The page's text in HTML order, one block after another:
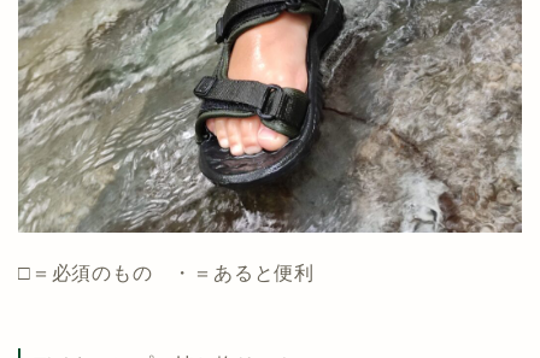
□＝必須のもの ・＝あると便利